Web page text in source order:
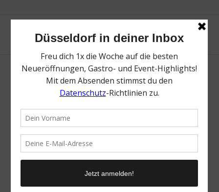
Neue Suche
Suchergebnis nicht zufriedenstellend? Versuche es mal mit
einem Wortteil oder einer anderen Schreibweise.